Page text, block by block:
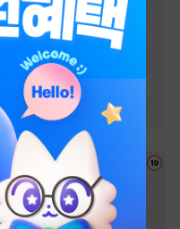
#몸정>맘정 #
상처남
#재벌남 #절륜남 # 순정남
운명적사랑 #순진녀
상처녀 # 재회물
#
고수위 왕족/귀족